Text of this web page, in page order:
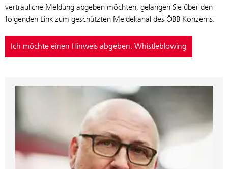
vertrauliche Meldung abgeben möchten, gelangen Sie über den
folgenden Link zum geschützten Meldekanal des ÖBB Konzerns:
Ich möchte einen Hinweis abgeben: Whistleblowing